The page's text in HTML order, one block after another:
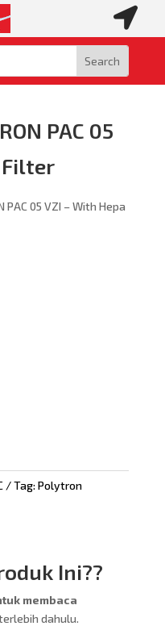

PAC 05
Filter
PAC 05 VZI – With Hepa
Tag: Polytron
Ini??
membaca
dahulu.